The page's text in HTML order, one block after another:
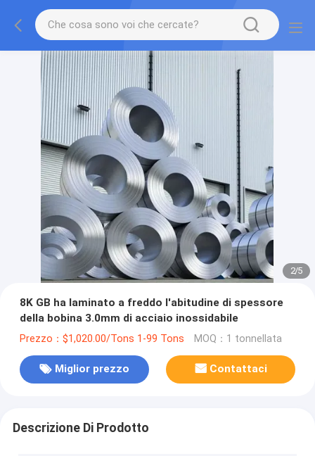
2/5
8K GB ha laminato a freddo l'abitudine di spessore
della bobina 3.0mm di acciaio inossidabile
Prezzo：$1,020.00/Tons 1-99 Tons MOQ：1 tonnellata
Miglior prezzo Contattaci
Descrizione Di Prodotto